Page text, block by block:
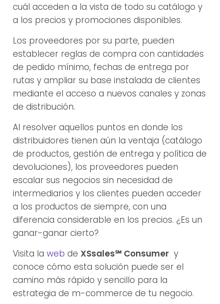
cuál acceden a la vista de todo su catálogo y
a los precios y promociones disponibles.
Los proveedores por su parte, pueden
establecer reglas de compra con cantidades
de pedido mínimo, fechas de entrega por
rutas y ampliar su base instalada de clientes
mediante el acceso a nuevos canales y zonas
de distribución.
Al resolver aquellos puntos en donde los
distribuidores tienen aún la ventaja (catálogo
de productos, gestión de entrega y política de
devoluciones), los proveedores pueden
escalar sus negocios sin necesidad de
intermediarios y los clientes pueden acceder
a los productos de siempre, con una
diferencia considerable en los precios. ¿Es un
ganar-ganar cierto?
Visita la web de XSsales℠ Consumery
conoce cómo esta solución puede ser el
camino más rápido y sencillo para la
estrategia de m-commerce de tu negocio.